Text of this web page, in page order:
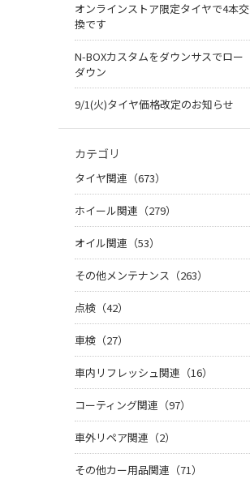
オンラインストア限定タイヤで4本交
換です
N-BOXカスタムをダウンサスでロー
ダウン
9/1(火)タイヤ価格改定のお知らせ
カテゴリ
タイヤ関連（673）
ホイール関連（279）
オイル関連（53）
その他メンテナンス（263）
点検（42）
車検（27）
車内リフレッシュ関連（16）
コーティング関連（97）
車外リペア関連（2）
その他カー用品関連（71）